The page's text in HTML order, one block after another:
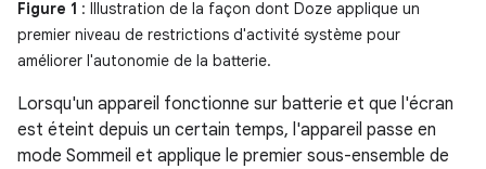
Figure 1 : Illustration de la façon dont Doze applique un
premier niveau de restrictions d'activité système pour
améliorer l'autonomie de la batterie.
Lorsqu'un appareil fonctionne sur batterie et que l'écran
est éteint depuis un certain temps, l'appareil passe en
mode Sommeil et applique le premier sous-ensemble de